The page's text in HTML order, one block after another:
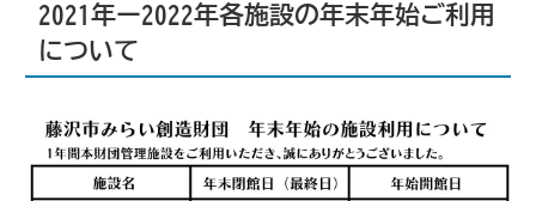
2021年ー2022年各施設の年末年始ご利用
について